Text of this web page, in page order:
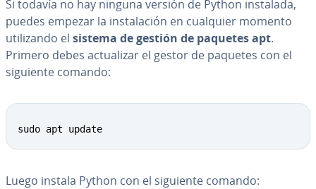
Si todavía no hay ninguna versión de Python instalada,
puedes empezar la in­s­ta­la­ción en cualquier momento
uti­li­za­n­do el sistema de gestión de paquetes apt.
Primero debes ac­tua­li­zar el gestor de paquetes con el
siguiente comando:
sudo apt update
Luego instala Python con el siguiente comando: